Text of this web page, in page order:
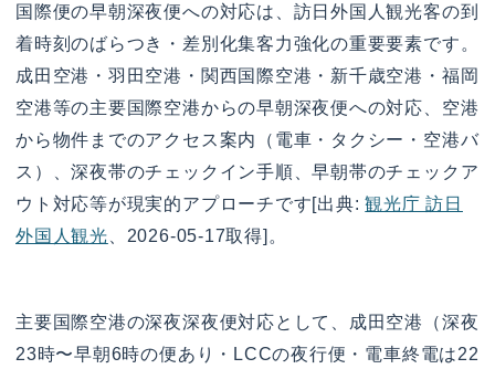
国際便の早朝深夜便への対応は、訪日外国人観光客の到
着時刻のばらつき・差別化集客力強化の重要要素です。
成田空港・羽田空港・関西国際空港・新千歳空港・福岡
空港等の主要国際空港からの早朝深夜便への対応、空港
から物件までのアクセス案内（電車・タクシー・空港バ
ス）、深夜帯のチェックイン手順、早朝帯のチェックア
ウト対応等が現実的アプローチです[出典:観光庁 訪日
外国人観光 、2026-05-17取得]。
主要国際空港の深夜深夜便対応として、成田空港（深夜
23時〜早朝6時の便あり・LCCの夜行便・電車終電は22